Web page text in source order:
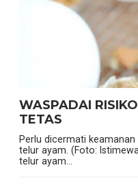
WASPADAI
TETAS
Perlu dicermati
telur ayam. (Foto:
telur ayam...